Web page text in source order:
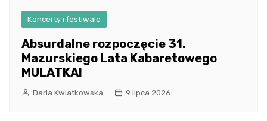
Koncerty i festiwale
Absurdalne rozpoczęcie 31.
Mazurskiego Lata Kabaretowego
MULATKA!
Daria Kwiatkowska 9 lipca 2026